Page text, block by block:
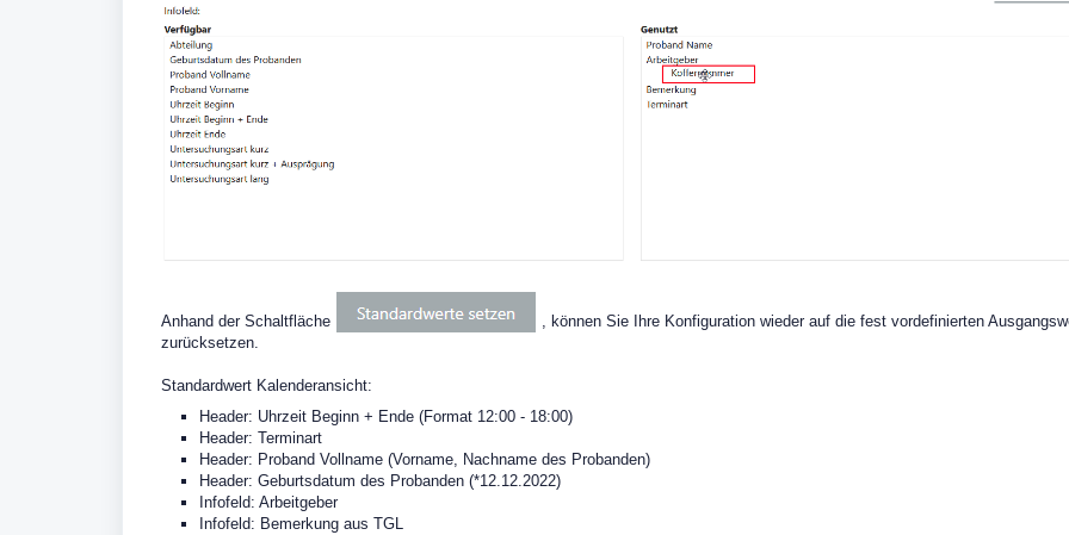
Anhand der Schaltfläche
, können Sie Ihre Konfiguration wieder auf die fest vordefinierten
zurücksetzen.
Standardwert Kalenderansicht:
Header: Uhrzeit Beginn + Ende (Format 12:00 - 18:00)
Header: Terminart
Header: Proband Vollname (Vorname, Nachname des Probanden)
Header: Geburtsdatum des Probanden (*12.12.2022)
Infofeld: Arbeitgeber
Infofeld: Bemerkung aus TGL